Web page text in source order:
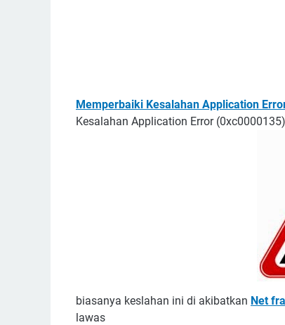
Memperbaiki Kesalahan Application
Kesalahan Application Error
biasanya keslahan ini di akibatkan Net
lawas